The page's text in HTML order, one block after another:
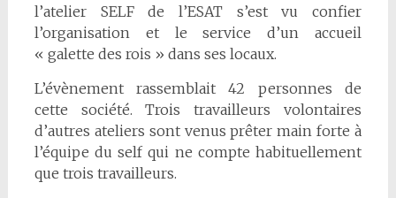
l’atelier SELF de l’ESAT s’est vu confier
l’organisation et le service d’un accueil
« galette des rois » dans ses locaux.
L’évènement rassemblait 42 personnes de
cette société. Trois travailleurs volontaires
d’autres ateliers sont venus prêter main forte à
l’équipe du self qui ne compte habituellement
que trois travailleurs.